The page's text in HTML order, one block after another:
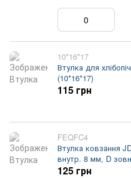
10*16*17
Втулка для
(10*16*17)
115 грн
FEQFC4
Втулка ковзання
внутр. 8 мм, D
125 грн